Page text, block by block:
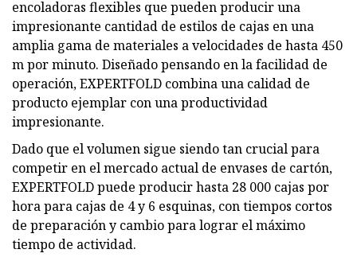
encoladoras flexibles que pueden producir una
impresionante cantidad de estilos de cajas en una
amplia gama de materiales a velocidades de hasta 450
m por minuto. Diseñado pensando en la facilidad de
operación, EXPERTFOLD combina una calidad de
producto ejemplar con una productividad
impresionante.
Dado que el volumen sigue siendo tan crucial para
competir en el mercado actual de envases de cartón,
EXPERTFOLD puede producir hasta 28 000 cajas por
hora para cajas de 4 y 6 esquinas, con tiempos cortos
de preparación y cambio para lograr el máximo
tiempo de actividad.